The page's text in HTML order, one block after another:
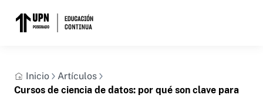
Inicio
Artículos
Cursos de ciencia de datos: por qué son clave para